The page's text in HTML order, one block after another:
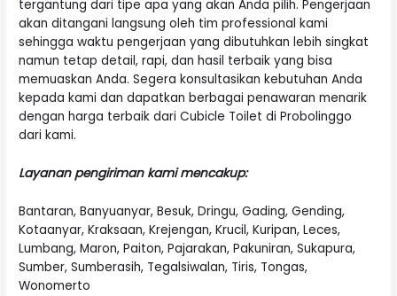
tergantung dari tipe apa yang akan Anda pilih. Pengerjaan
akan ditangani langsung oleh tim professional kami
sehingga waktu pengerjaan yang dibutuhkan lebih singkat
namun tetap detail, rapi, dan hasil terbaik yang bisa
memuaskan Anda. Segera konsultasikan kebutuhan Anda
kepada kami dan dapatkan berbagai penawaran menarik
dengan harga terbaik dari Cubicle Toilet di Probolinggo
dari kami.
Layanan pengiriman kami mencakup:
Bantaran, Banyuanyar, Besuk, Dringu, Gading, Gending,
Kotaanyar, Kraksaan, Krejengan, Krucil, Kuripan, Leces,
Lumbang, Maron, Paiton, Pajarakan, Pakuniran, Sukapura,
Sumber, Sumberasih, Tegalsiwalan, Tiris, Tongas,
Wonomerto